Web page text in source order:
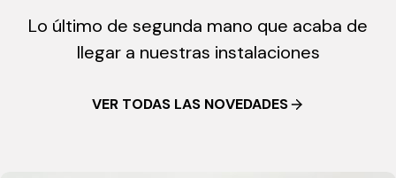
Lo último de segunda mano que acaba de
llegar a nuestras instalaciones
VER TODAS LAS NOVEDADES